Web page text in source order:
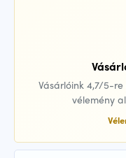
Vásárlóink 4,7/5-
vélemény